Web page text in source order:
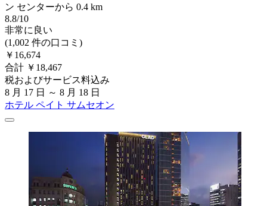
ン センターから 0.4 km
8.8/10
非常に良い
(1,002 件の口コミ)
￥16,674
合計 ￥18,467
税およびサービス料込み
8 月 17 日 ～ 8 月 18 日
ホテル ペイト サムセオン